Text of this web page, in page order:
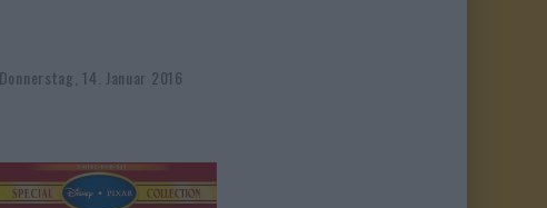
Donnerstag, 14. Januar 2016